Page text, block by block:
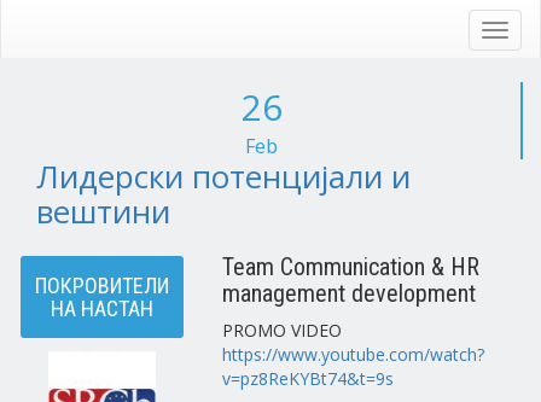
26
Feb
Лидерски потенцијали и
вештини
ПОКРОВИТЕЛИ
НА НАСТАН
Team Communication & HR
management development
PROMO VIDEO
https://www.youtube.com/watch?
v=pz8ReKYBt74&t=9s